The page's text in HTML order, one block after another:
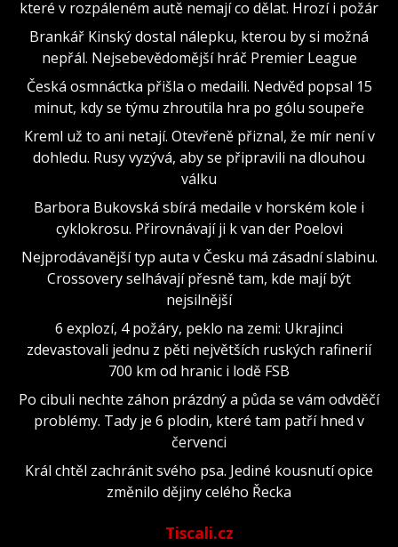
které v rozpáleném autě nemají co dělat. Hrozí i požár
Brankář Kinský dostal nálepku, kterou by si možná
nepřál. Nejsebevědomější hráč Premier League
Česká osmnáctka přišla o medaili. Nedvěd popsal 15
minut, kdy se týmu zhroutila hra po gólu soupeře
Kreml už to ani netají. Otevřeně přiznal, že mír není v
dohledu. Rusy vyzývá, aby se připravili na dlouhou
válku
Barbora Bukovská sbírá medaile v horském kole i
cyklokrosu. Přirovnávají ji k van der Poelovi
Nejprodávanější typ auta v Česku má zásadní slabinu.
Crossovery selhávají přesně tam, kde mají být
nejsilnější
6 explozí, 4 požáry, peklo na zemi: Ukrajinci
zdevastovali jednu z pěti největších ruských rafinerií
700 km od hranic i lodě FSB
Po cibuli nechte záhon prázdný a půda se vám odvděčí
problémy. Tady je 6 plodin, které tam patří hned v
červenci
Král chtěl zachránit svého psa. Jediné kousnutí opice
změnilo dějiny celého Řecka
Tiscali.cz